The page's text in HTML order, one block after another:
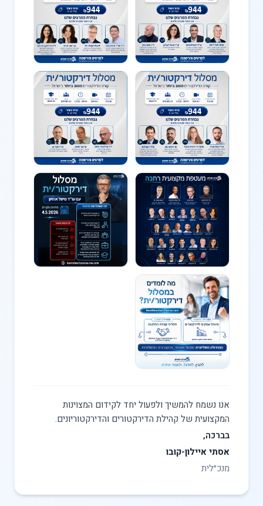
אנו נשמח להמשיך ולפעול יחד לקידום המצוינות
המקצועית של קהילת הדירקטורים והדירקטוריונים.
בברכה,
אסתי איילון-קובו
מנכ״לית